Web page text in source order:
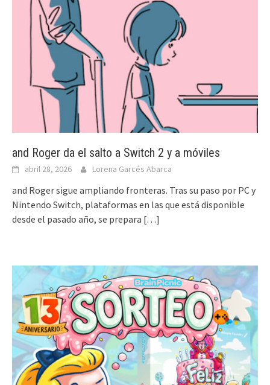
and Roger da el salto a Switch 2 y a móviles
abril 28, 2026 Lorena Garcés Abarca
and Roger sigue ampliando fronteras. Tras su paso por PC y
Nintendo Switch, plataformas en las que está disponible
desde el pasado año, se prepara […]